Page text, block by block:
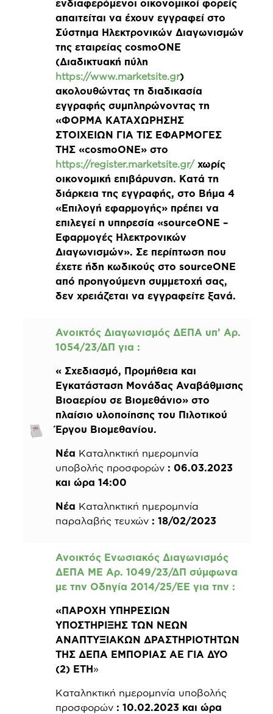
ενδιαφερόμενοι οικονομικοί φορείς
απαιτείται να έχουν εγγραφεί στο
Σύστημα Ηλεκτρονικών Διαγωνισμών
της εταιρείας cosmoONE
(Διαδικτυακή πύλη
https://www.marketsite.gr)
ακολουθώντας τη διαδικασία
εγγραφής συμπληρώνοντας τη
«ΦΟΡΜΑ ΚΑΤΑΧΩΡΗΣΗΣ
ΣΤΟΙΧΕΙΩΝ ΓΙΑ ΤΙΣ ΕΦΑΡΜΟΓΕΣ
ΤΗΣ «cosmoONE» στο
https://register.marketsite.gr/χωρίς
οικονομική επιβάρυνση. Κατά τη
διάρκεια της εγγραφής, στο Βήμα 4
«Επιλογή εφαρμογής» πρέπει να
επιλεγεί η υπηρεσία «sourceONE –
Εφαρμογές Ηλεκτρονικών
Διαγωνισμών». Σε περίπτωση που
έχετε ήδη κωδικούς στο sourceONE
από προηγούμενη συμμετοχή σας,
δεν χρειάζεται να εγγραφείτε ξανά.
Ανοικτός Διαγωνισμός ΔΕΠΑ υπ’ Αρ.
1054/23/ΔΠ για :
« Σχεδιασμό, Προμήθεια και
Εγκατάσταση Μονάδας Αναβάθμισης
Βιοαερίου σε Βιομεθάνιο» στο
πλαίσιο υλοποίησης του Πιλοτικού
Έργου Βιομεθανίου.
Νέα Καταληκτική ημερομηνία
υποβολής προσφορών : 06.03.2023
και ώρα 14:00
Νέα Καταληκτική ημερομηνία
παραλαβής τευχών : 18/02/2023
Ανοικτός Ενωσιακός Διαγωνισμός
ΔΕΠΑ ΜΕ Αρ. 1049/23/ΔΠ σύμφωνα
με την Οδηγία 2014/25/ΕΕ για την :
«ΠΑΡΟΧΗ ΥΠΗΡΕΣΙΩΝ
ΥΠΟΣΤΗΡΙΞΗΣ ΤΩΝ ΝΕΩΝ
ΑΝΑΠΤΥΞΙΑΚΩΝ ΔΡΑΣΤΗΡΙΟΤΗΤΩΝ
ΤΗΣ ΔΕΠΑ ΕΜΠΟΡΙΑΣ ΑΕ ΓΙΑ ΔΥΟ
(2) ΕΤΗ»
Καταληκτική ημερομηνία υποβολής
προσφορών : 10.02.2023 και ώρα